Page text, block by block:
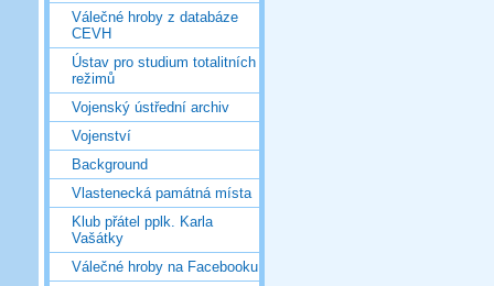
Válečné hroby z databáze
CEVH
Ústav pro studium totalitních
režimů
Vojenský ústřední archiv
Vojenství
Background
Vlastenecká památná místa
Klub přátel pplk. Karla
Vašátky
Válečné hroby na Facebooku